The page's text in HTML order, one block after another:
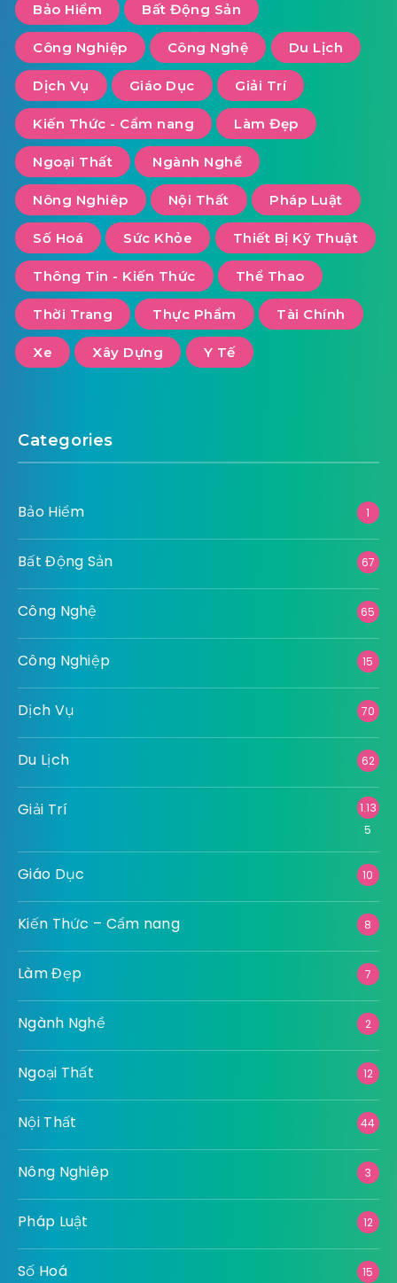
Bảo Hiểm Bất Động Sản
Công Nghiệp Công Nghệ Du Lịch
Dịch Vụ Giáo Dục Giải Trí
Kiến Thức - Cẩm nang Làm Đẹp
Ngoại Thất Ngành Nghề
Nông Nghiêp Nội Thất Pháp Luật
Số Hoá Sức Khỏe Thiết Bị Kỹ Thuật
Thông Tin - Kiến Thức Thể Thao
Thời Trang Thực Phẩm Tài Chính
Xe Xây Dựng Y Tế
Categories
Bảo Hiểm 1
Bất Động Sản 67
Công Nghệ 65
Công Nghiệp 15
Dịch Vụ 70
Du Lịch 62
Giải Trí
1.13
5
Giáo Dục 10
Kiến Thức – Cẩm nang 8
Làm Đẹp 7
Ngành Nghề 2
Ngoại Thất 12
Nội Thất 44
Nông Nghiêp 3
Pháp Luật 12
Số Hoá 15